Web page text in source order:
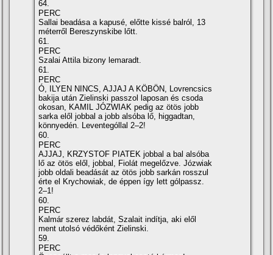
64.
PERC
Sallai beadása a kapusé, előtte kissé balról, 13
méterről Bereszynskibe lőtt.
61.
PERC
Szalai Attila bizony lemaradt.
61.
PERC
Ó, ILYEN NINCS, AJJAJ A KÖBÖN, Lovrencsics
bakija után Zielinski passzol laposan és csoda
okosan, KAMIL JÓZWIAK pedig az ötös jobb
sarka elől jobbal a jobb alsóba lő, higgadtan,
könnyedén. Leventególlal 2–2!
60.
PERC
AJJAJ, KRZYSTOF PIATEK jobbal a bal alsóba
lő az ötös elől, jobbal, Fiolát megelőzve. Józwiak
jobb oldali beadását az ötös jobb sarkán rosszul
érte el Krychowiak, de éppen így lett gólpassz.
2–1!
60.
PERC
Kalmár szerez labdát, Szalait indítja, aki elől
ment utolsó védőként Zielinski.
59.
PERC